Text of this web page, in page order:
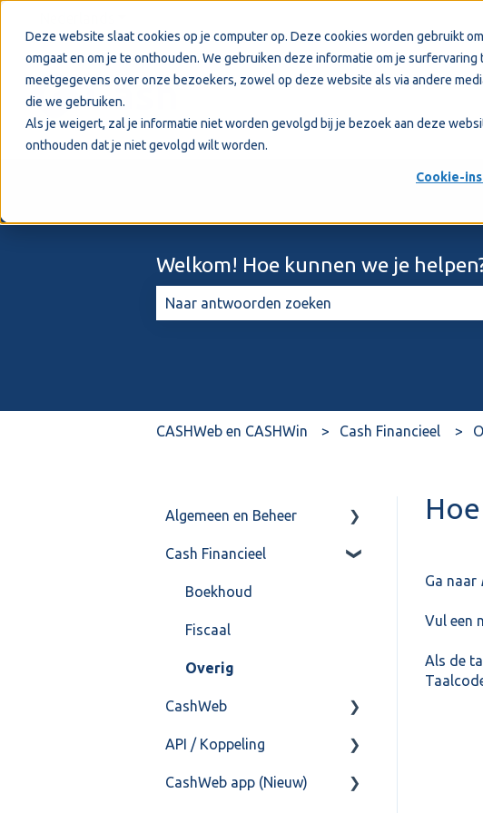
Deze website slaat cookies op je computer op. Deze cookies worden gebruikt
omgaat en om je te onthouden. We gebruiken deze informatie om je
meetgegevens over onze bezoekers, zowel op deze website als via andere
die we gebruiken.
Als je weigert, zal je informatie niet worden gevolgd bij je bezoek aan deze
onthouden dat je niet gevolgd wilt worden.
Cookie-
Welkom! Hoe kunnen we je
CASHWeb en CASHWin Cash Financieel
Ga naar
Vul een
Als de
Algemeen en Beheer
Bank(koppeling)
Import/Export
Postbus
Training & Consultancy
Overig
Cash Financieel
Boekhoud
Fiscaal
Overig
CashWeb
CashHero Layout
Mailen vanuit CASHWeb
API / Koppeling
Algemeen
CashWeb app (Nieuw)